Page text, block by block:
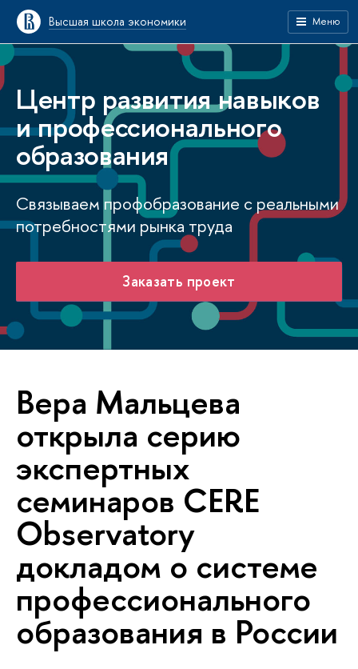
Высшая школа экономики Меню
Центр развития навыков
и профессионального
образования
Связываем профобразование с реальными
потребностями рынка труда
Заказать проект
Вера Мальцева
открыла серию
экспертных
семинаров CERE
Observatory
докладом о системе
профессионального
образования в России